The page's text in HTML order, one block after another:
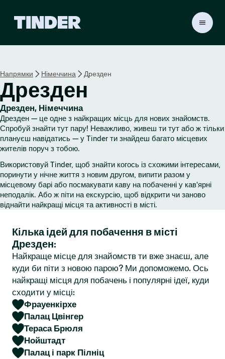
н
а
с
о
р
і
а
T
i
n
r
Напрямки Німеччина Дрезден
Дрезден
Дрезден, Німеччина
Дрезден — це одне з найкращих місць для нових знайомств.
Спробуй знайти тут пару! Неважливо, живеш ти тут або ж тільки
плануєш навідатись — у Tinder ти знайдеш багато місцевих
жителів поруч з тобою.
Використовуй Tinder, щоб знайти когось із схожими інтересами,
поринути у нічне життя з новим другом, випити разом у
місцевому барі або посмакувати каву на побаченні у кав'ярні
неподалік. Або ж піти на екскурсію, щоб відкрити чи заново
віднайти найкращі місця та активності в місті.
Кілька ідей для побачення в місті
Дрезден:
Найкраще місце для знайомств ти вже знаєш, але
куди би піти з новою парою? Ми допоможемо. Ось
найкращі місця для побачень і популярні ідеї, куди
сходити у місці:
Фрауенкірхе
Палац Цвінгер
Тераса Брюля
Нойштадт
Палац і парк Пілніц